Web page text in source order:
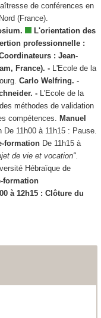
de conférences en
(France).
L'orientation des
professionnelle :
: Jean-
France). -L'Ecole de la
Carlo Welfring. -
-L'Ecole de la
méthodes de validation
compétences.
Manuel
De 11h00 à 11h15 : Pause.
De 11h15 à
de vie et vocation".
Hébraïque de
à 12h15 : Clôture du